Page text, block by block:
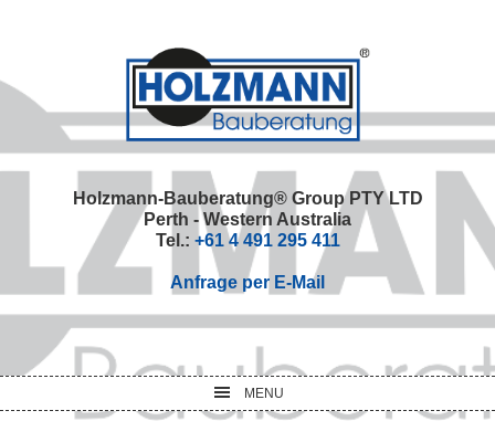
navigation
content
sidebar
Holzmann-Bauberatung® Group PTY LTD
Perth - Western Australia
Tel.: +61 4 491 295 411
Anfrage per E-Mail
MENU